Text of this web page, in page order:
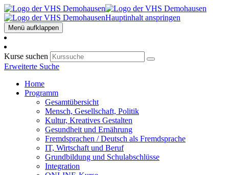
Hauptinhalt anspringen
Menü aufklappen
Kurse suchen
Erweiterte Suche
Home
Programm
Gesamtübersicht
Mensch, Gesellschaft, Politik
Kultur, Kreatives Gestalten
Gesundheit und Ernährung
Fremdsprachen / Deutsch als Fremdsprache
IT, Wirtschaft und Beruf
Grundbildung und Schulabschlüsse
Integration